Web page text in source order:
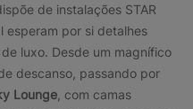
de instalações STAR
esperam por si detalhes
luxo. Desde um magnífico
descanso, passando por
Lounge , com camas